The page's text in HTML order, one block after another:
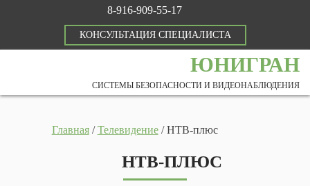
8-916-909-55-17
КОНСУЛЬТАЦИЯ СПЕЦИАЛИСТА
ЮНИГРАН
СИСТЕМЫ БЕЗОПАСНОСТИ И ВИДЕОНАБЛЮДЕНИЯ
Главная /Телевидение /НТВ-плюс
НТВ-ПЛЮС